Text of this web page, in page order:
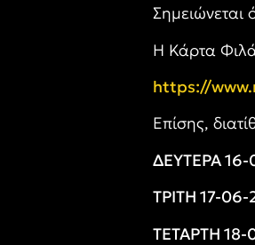
Σημειώνεται
Η Κάρτα
https://
Επίσης,
ΔΕΥΤΕΡΑ
ΤΡΙΤΗ 17-
ΤΕΤΑΡΤΗ 18-